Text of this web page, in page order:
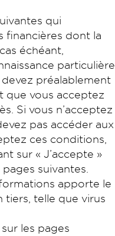
qui
financières dont la
échéant,
particulière
préalablement
que vous acceptez
Si vous n’acceptez
pas accéder aux
ces conditions,
sur « J’accepte »
suivantes.
apporte le
telle que virus
les pages